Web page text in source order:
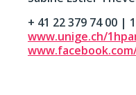
+ 41 22 379 74 00 |
www.unige.ch/